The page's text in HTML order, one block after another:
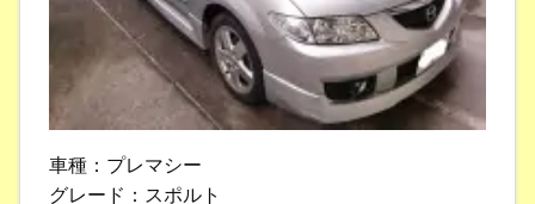
車種：プレマシー
グレード：スポルト